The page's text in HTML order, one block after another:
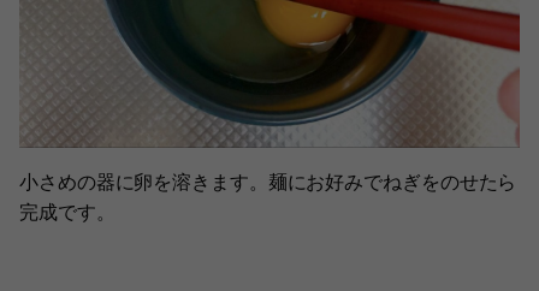
小さめの器に卵を溶きます。麺にお好みでねぎをのせたら
完成です。